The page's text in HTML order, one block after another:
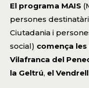
El programa MAIS
persones
Ciutadania i
social) comença
Vilafranca del
la Geltrú, el Vendrell